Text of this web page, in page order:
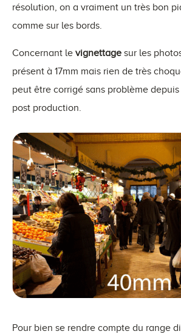
résolution, on a vraiment un très bon
comme sur les bords.
Concernant le vignettage sur les
présent à 17mm mais rien de très
peut être corrigé sans problème
post production.
Pour bien se rendre compte du range